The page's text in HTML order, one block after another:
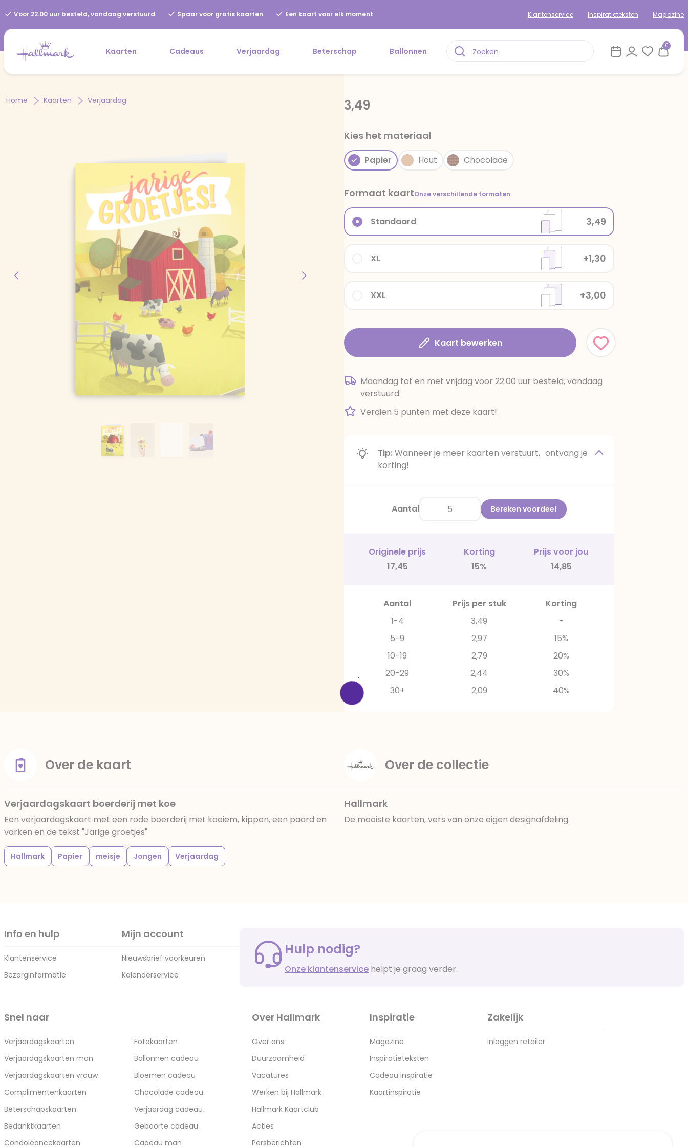
Voor 22.00 uur besteld, vandaag verstuurd Spaar voor gratis kaarten Een kaart voor elk moment Klantenservice Inspiratieteksten Magazine
Kaarten Cadeaus Verjaardag Beterschap Ballonnen
0
Home Kaarten Verjaardag 3,49
Kies het materiaal
Papier Hout Chocolade
Formaat kaartOnze verschillende formaten
XXL +3,00
XL +1,30
Standaard 3,49
Kaart bewerken
Maandag tot en met vrijdag voor 22.00 uur besteld, vandaag
verstuurd.
Verdien 5 punten met deze kaart!
Tip:Wanneer je meer kaarten verstuurt, ontvang je
korting!
Aantal Bereken voordeel
Originele prijs Korting
Prijs voor jou
17,45
15% 14,85
Aantal Prijs per stuk
Korting
1-4
3,49
-
5-9
2,97
15%
10-19
2,79
20%
20-29
2,44
30%
30+
2,09 40%
Over de kaart
Verjaardagskaart boerderij met koe
Een verjaardagskaart met een rode boerderij met koeiem, kippen, een paard en
varken en de tekst "Jarige groetjes"
Hallmark Papier meisje Jongen Verjaardag
Over de collectie
Hallmark
De mooiste kaarten, vers van onze eigen designafdeling.
Info en hulp
Klantenservice
Bezorginformatie
Mijn account
Nieuwsbrief voorkeuren
Kalenderservice
Hulp nodig?
Onze klantenservice helpt je graag verder.
Snel naar
Verjaardagskaarten
Verjaardagskaarten man
Verjaardagskaarten vrouw
Complimentenkaarten
Beterschapskaarten
Bedanktkaarten
Condoleancekaarten
Fotokaarten
Ballonnen cadeau
Bloemen cadeau
Chocolade cadeau
Verjaardag cadeau
Geboorte cadeau
Cadeau man
Over Hallmark
Over ons
Duurzaamheid
Vacatures
Werken bij Hallmark
Hallmark Kaartclub
Acties
Persberichten
Inspiratie
Magazine
Inspiratieteksten
Cadeau inspiratie
Kaartinspiratie
Zakelijk
Inloggen retailer